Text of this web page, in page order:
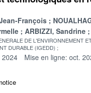
François
ARBIZZI, Sandrine
DE L'ENVIRONNEMENT
DURABLE (IGEDD)
2024 Mise en ligne: oct.